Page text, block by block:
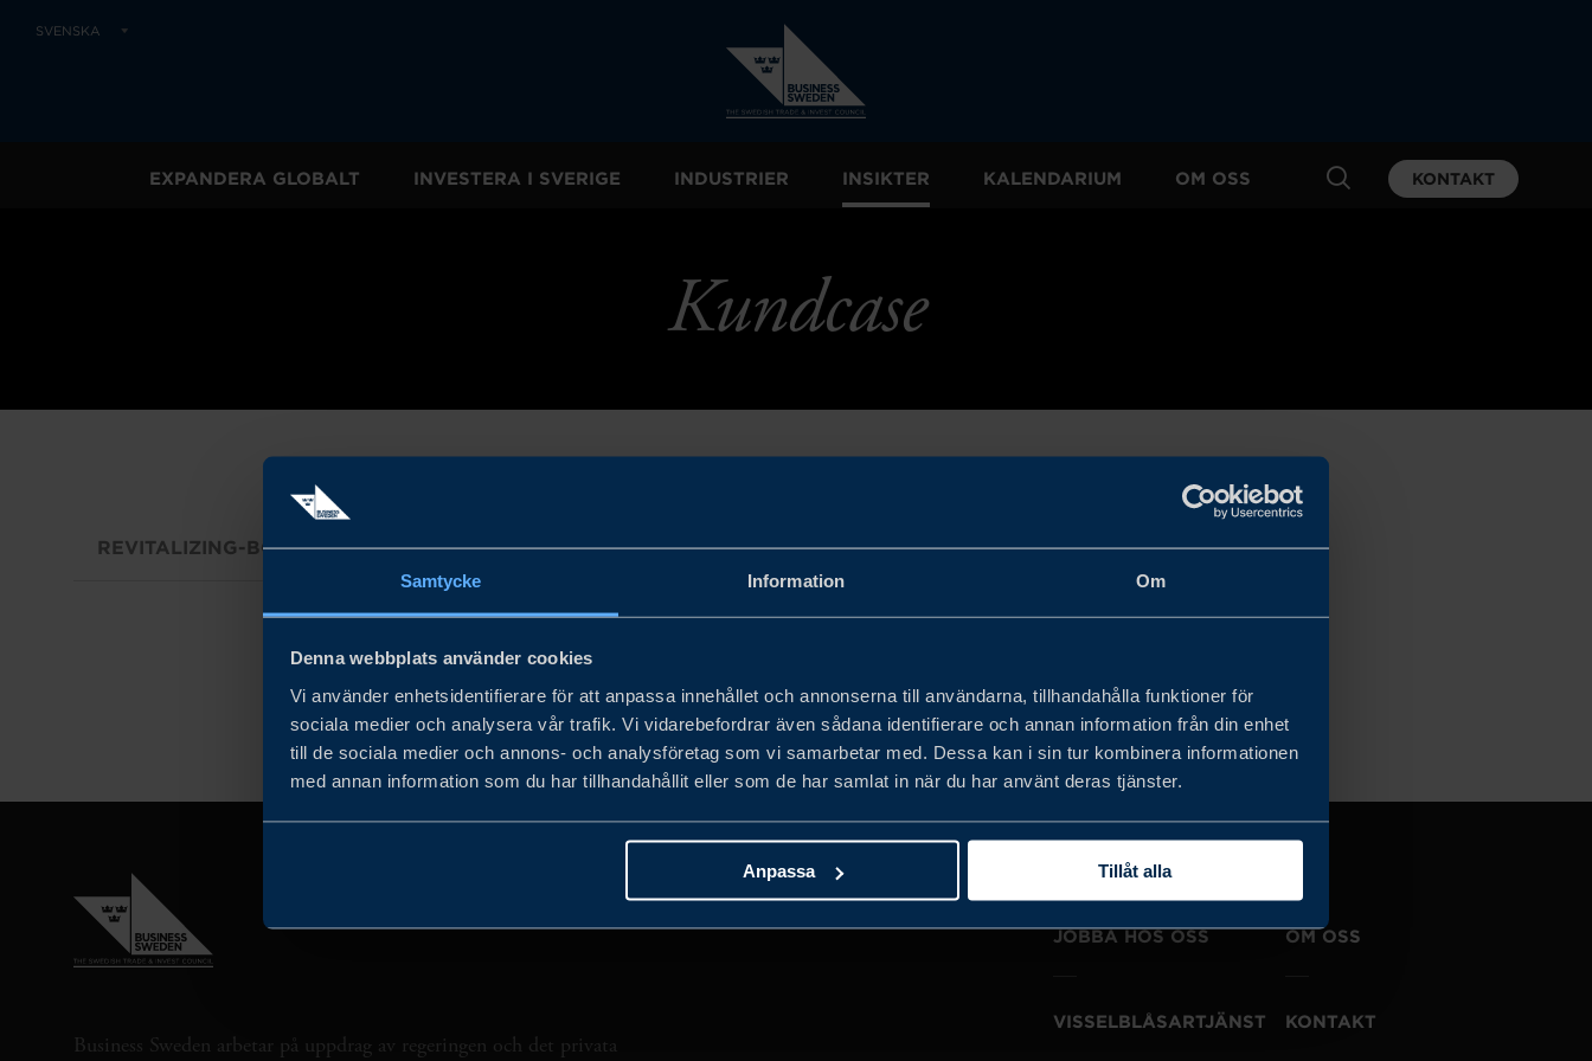
Samtycke Information Om
Denna webbplats använder cookies
Vi använder enhetsidentifierare för att anpassa innehållet och annonserna till användarna, tillhandahålla funktioner för
sociala medier och analysera vår trafik. Vi vidarebefordrar även sådana identifierare och annan information från din enhet
till de sociala medier och annons- och analysföretag som vi samarbetar med. Dessa kan i sin tur kombinera informationen
med annan information som du har tillhandahållit eller som de har samlat in när du har använt deras tjänster.
Anpassa Tillåt alla
SVENSKA
EXPANDERA GLOBALT INVESTERA I SVERIGE INDUSTRIER INSIKTER KALENDARIUM OM OSS KONTAKT
Kundcase
REVITALIZING-BOLONS-PRESENCE-IN-JAPAN INDUSTRIALS Rensa alla filter
Business Sweden arbetar på uppdrag av regeringen och det privata
JOBBA HOS OSS OM OSS
VISSELBLÅSARTJÄNST KONTAKT